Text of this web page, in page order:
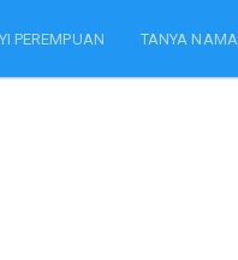
PEREMPUAN TANYA NAMA